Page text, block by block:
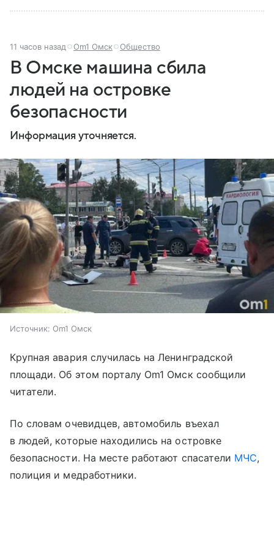
11 часов назад Om1 Омск Общество
В Омске машина сбила
людей на островке
безопасности
Информация уточняется.
Источник: Om1 Омск
Крупная авария случилась на Ленинградской
площади. Об этом порталу Om1 Омск сообщили
читатели.
По словам очевидцев, автомобиль въехал
в людей, которые находились на островке
безопасности. На месте работают спасатели МЧС,
полиция и медработники.